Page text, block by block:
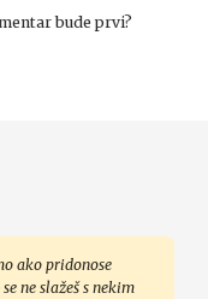
bude prvi?
ako pridonose
ne slažeš s nekim